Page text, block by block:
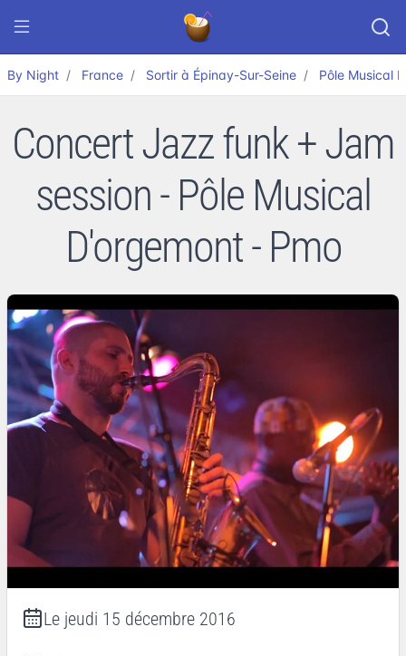
By Night France Sortir à Épinay-Sur-Seine Pôle Musical
Concert Jazz funk + Jam
session - Pôle Musical
D'orgemont - Pmo
Le jeudi 15 décembre 2016